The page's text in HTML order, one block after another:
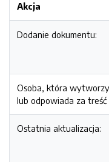
Akcja
Dodanie dokumentu:
Osoba, która
lub odpowiada za treść
Ostatnia aktualizacja: